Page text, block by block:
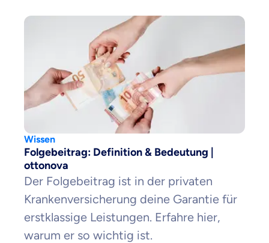
Wissen
Folgebeitrag: Definition & Bedeutung |
ottonova
Der Folgebeitrag ist in der privaten
Krankenversicherung deine Garantie für
erstklassige Leistungen. Erfahre hier,
warum er so wichtig ist.